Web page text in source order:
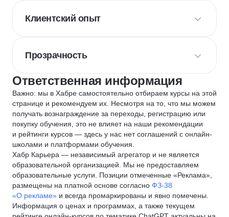
Клиентский опыт
Прозрачность
Ответственная информация
Важно: мы в Хабре самостоятельно отбираем курсы на этой
странице и рекомендуем их. Несмотря на то, что мы можем
получать вознаграждение за переходы, регистрацию или
покупку обучения, это не влияет на наши рекомендации
и рейтинги курсов — здесь у нас нет соглашений с онлайн-
школами и платформами обучения.
Хабр Карьера — независимый агрегатор и не является
образовательной организацией. Мы не предоставляем
образовательные услуги. Позиции отмеченные «Реклама»,
размещены на платной основе согласно ФЗ-38
«О рекламе» и всегда промаркированы и явно помечены.
Информация о ценах и программах, а также текущем